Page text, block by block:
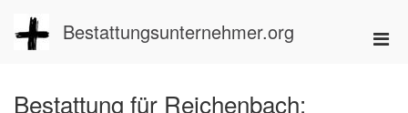
Inhalt
springen
Bestattungsunternehmer.org
Bestattung für Reichenbach: